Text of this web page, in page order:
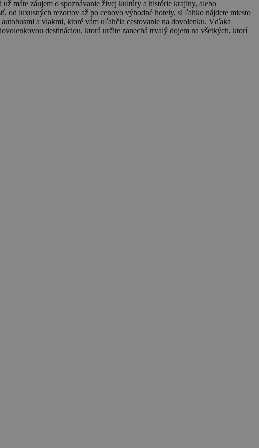
máte záujem o spoznávanie živej kultúry a histórie krajiny, alebo
od luxusných rezortov až po cenovo výhodné hotely, si ľahko nájdete miesto
a vlakmi, ktoré vám uľahčia cestovanie na dovolenku. Vďaka
destináciou, ktorá určite zanechá trvalý dojem na všetkých, ktorí